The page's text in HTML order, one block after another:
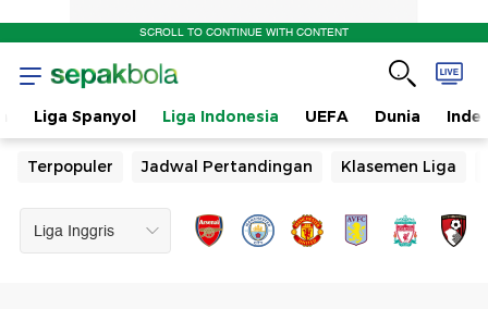
SCROLL TO CONTINUE WITH CONTENT
Liga Spanyol Liga Indonesia UEFA Dunia
Terpopuler Jadwal Pertandingan Klasemen Liga